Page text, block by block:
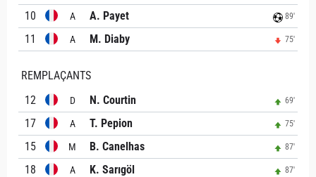
10 A A. Payet 89'
11 A M. Diaby 75'
REMPLAÇANTS
12
D N. Courtin 69'
17 A T. Pepion 75'
15 M B. Canelhas 87'
18 A K. Sarıgöl 87'